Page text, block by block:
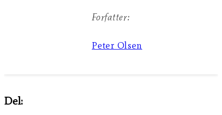
Forfatter:
Peter Olsen
Del: